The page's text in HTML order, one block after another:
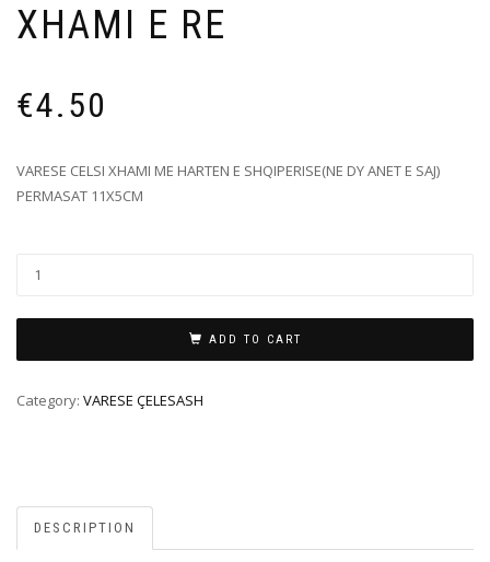
XHAMI E RE
€4.50
VARESE CELSI XHAMI ME HARTEN E SHQIPERISE(NE DY ANET E SAJ)
PERMASAT 11X5CM
ADD TO CART
Category: VARESE ÇELESASH
DESCRIPTION